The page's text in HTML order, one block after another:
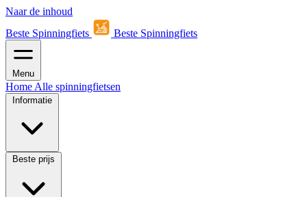
Naar de inhoud
Beste Spinningfiets
Beste Spinningfiets
Menu
Home Alle spinningfietsen
Informatie
Beste prijs